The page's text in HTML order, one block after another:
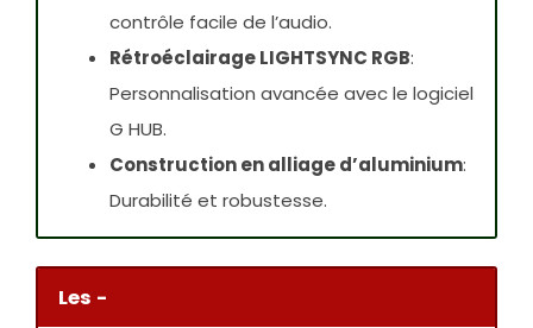
contrôle facile de l’audio.
Rétroéclairage LIGHTSYNC RGB:
Personnalisation avancée avec le logiciel
G HUB.
Construction en alliage d’aluminium:
Durabilité et robustesse.
Les -